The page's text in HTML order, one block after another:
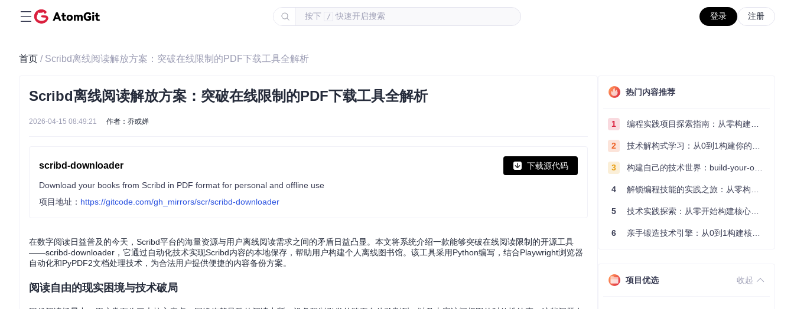
按下 / 快速开启搜索 登录 注册
首页 / Scribd离线阅读解放方案：突破在线限制的PDF下载工具全解析
Scribd离线阅读解放方案：突破在线限制的PDF下载工具全解析
2026-04-15 08:49:21 作者：乔或婵
scribd-downloader 下载源代码
Download your books from Scribd in PDF format for personal and offline use
项目地址： https://gitcode.com/gh_mirrors/scr/scribd-downloader
在数字阅读日益普及的今天，Scribd平台的海量资源与用户离线阅读需求之间的矛盾日益凸显。本文将系统介绍一款能够突破在线阅读限制的开源工具
——scribd-downloader，它通过自动化技术实现Scribd内容的本地保存，帮助用户构建个人离线图书馆。该工具采用Python编写，结合Playwright浏览器
自动化和PyPDF2文档处理技术，为合法用户提供便捷的内容备份方案。
阅读自由的现实困境与技术破局
热门内容推荐
1 编程实践项目探索指南：从零构建技术能力体系
2 技术解构式学习：从0到1构建你的编程知识体系
3 构建自己的技术世界：build-your-own-x项目的实践探索指南
4 解锁编程技能的实践之旅：从零构建你的技术世界
5 技术实践探索：从零开始构建核心系统的实践指南
6 亲手锻造技术引擎：从0到1构建核心系统的实践指南
项目优选 收起